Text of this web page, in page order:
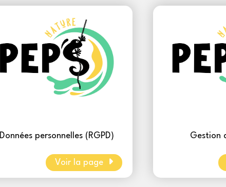
Données personnelles (RGPD)
Voir la page
Gestion